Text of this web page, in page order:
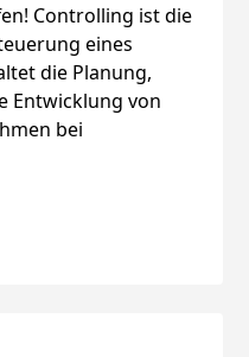
Controlling ist die
eines
die Planung,
Entwicklung von
bei